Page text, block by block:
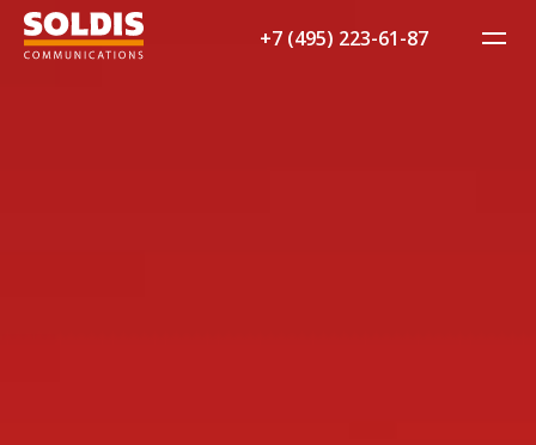
+7 (495) 223-61-87